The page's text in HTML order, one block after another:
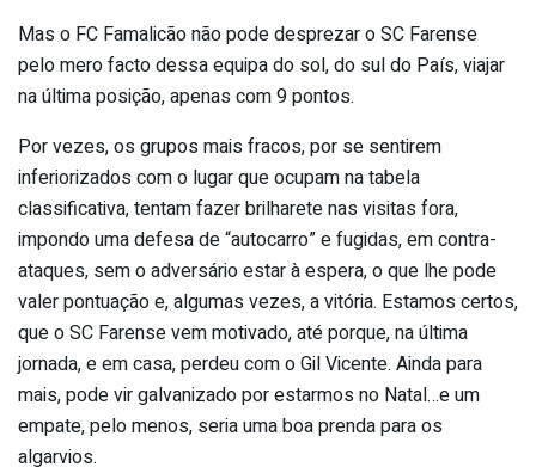
Mas o FC Famalicão não pode desprezar o SC Farense
pelo mero facto dessa equipa do sol, do sul do País, viajar
na última posição, apenas com 9 pontos.
Por vezes, os grupos mais fracos, por se sentirem
inferiorizados com o lugar que ocupam na tabela
classificativa, tentam fazer brilharete nas visitas fora,
impondo uma defesa de “autocarro” e fugidas, em contra-
ataques, sem o adversário estar à espera, o que lhe pode
valer pontuação e, algumas vezes, a vitória. Estamos certos,
que o SC Farense vem motivado, até porque, na última
jornada, e em casa, perdeu com o Gil Vicente. Ainda para
mais, pode vir galvanizado por estarmos no Natal…e um
empate, pelo menos, seria uma boa prenda para os
algarvios.